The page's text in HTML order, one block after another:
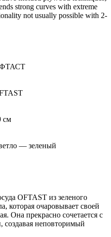
strong curves with extreme
not usually possible with 2-
см
— зеленый
OFTAST из зеленого
которая очаровывает своей
Она прекрасно сочетается с
создавая неповторимый